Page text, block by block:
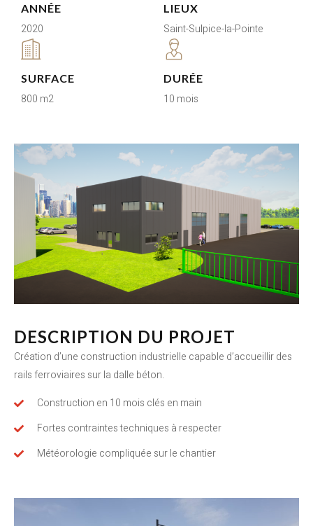
ANNÉE
2020
SURFACE
800 m2
LIEUX
Saint-Sulpice-la-Pointe
DURÉE
10 mois
DESCRIPTION DU PROJET
Création d’une construction industrielle capable d’accueillir des
rails ferroviaires sur la dalle béton.
Construction en 10 mois clés en main
Fortes contraintes techniques à respecter
Météorologie compliquée sur le chantier